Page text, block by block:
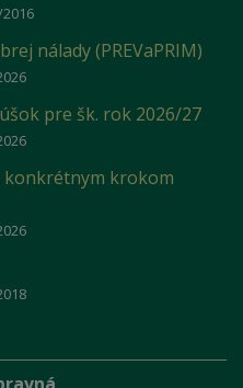
nálady (PREVaPRIM)
pre šk. rok 2026/27
konkrétnym krokom